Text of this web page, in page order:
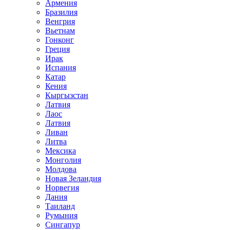
Армения
Бразилия
Венгрия
Вьетнам
Гонконг
Греция
Ирак
Испания
Катар
Кения
Кыргызстан
Латвия
Лаос
Латвия
Ливан
Литва
Мексика
Монголия
Молдова
Новая Зеландия
Норвегия
Дания
Таиланд
Румыния
Сингапур